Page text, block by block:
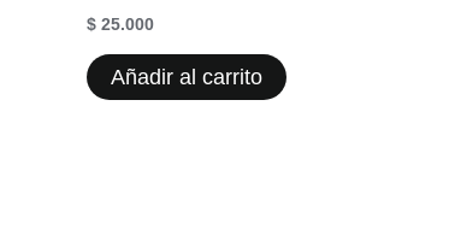
$ 25.000
Añadir al carrito